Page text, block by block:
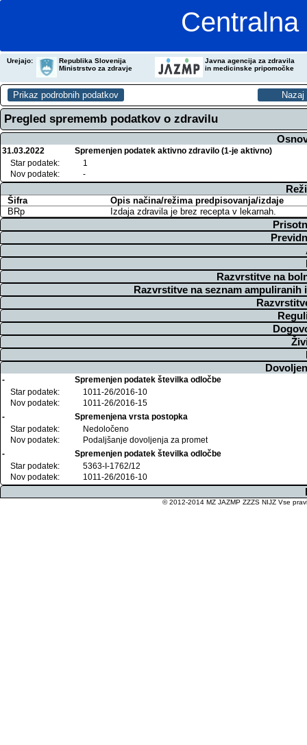
Urejajo:
Republika Slovenija
Ministrstvo za zdravje
Javna agencija za zdravila
in medicinske pripomočke
Pregled sprememb podatkov o zdravilu
31.03.2022
Spremenjen podatek aktivno zdravilo (1-je aktivno)
Star podatek:
1
Nov podatek:
-
Šifra
Opis načina/režima predpisovanja/izdaje
BRp
Izdaja zdravila je brez recepta v lekarnah.
Razvrstitve na
Razvrstitve na seznam
-
Spremenjen podatek številka odločbe
Star podatek:
1011-26/2016-10
Nov podatek:
1011-26/2016-15
-
Spremenjena vrsta postopka
Star podatek:
Nedoločeno
Nov podatek:
Podaljšanje dovoljenja za promet
-
Spremenjen podatek številka odločbe
Star podatek:
5363-I-1762/12
Nov podatek:
1011-26/2016-10
© 2012-2014 MZ JAZMP ZZZS NIJZ Vse